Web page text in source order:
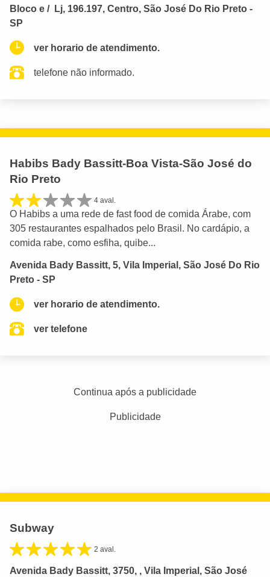
Bloco e / Lj, 196.197, Centro, São José Do Rio Preto -
SP
ver horario de atendimento.
telefone não informado.
Habibs Bady Bassitt-Boa Vista-São José do
Rio Preto
4 aval.
O Habibs a uma rede de fast food de comida Árabe, com
305 restaurantes espalhados pelo Brasil. No cardápio, a
comida rabe, como esfiha, quibe...
Avenida Bady Bassitt, 5, Vila Imperial, São José Do Rio
Preto - SP
ver horario de atendimento.
ver telefone
Continua após a publicidade
Publicidade
Subway
2 aval.
Avenida Bady Bassitt, 3750, , Vila Imperial, São José